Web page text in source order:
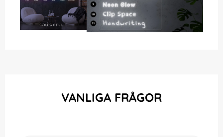
VANLIGA FRÅGOR